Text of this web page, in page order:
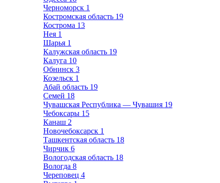
Черноморск 1
Костромская область 19
Кострома 13
Нея 1
Шарья 1
Калужская область 19
Калуга 10
Обнинск 3
Козельск 1
Абай область 19
Семей 18
Чувашская Республика — Чувашия 19
Чебоксары 15
Канаш 2
Новочебоксарск 1
Ташкентская область 18
Чирчик 6
Вологодская область 18
Вологда 8
Череповец 4